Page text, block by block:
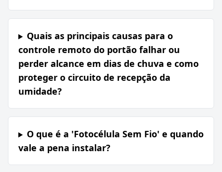
Quais as principais causas para o
controle remoto do portão falhar ou
perder alcance em dias de chuva e como
proteger o circuito de recepção da
umidade?
O que é a 'Fotocélula Sem Fio' e quando
vale a pena instalar?